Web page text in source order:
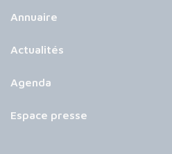
Annuaire
Actualités
Agenda
Espace presse